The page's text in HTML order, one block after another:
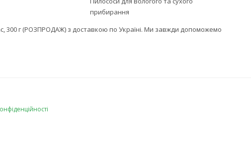
прибирання
300 г (РОЗПРОДАЖ) з доставкою по Україні. Ми завжди допоможемо